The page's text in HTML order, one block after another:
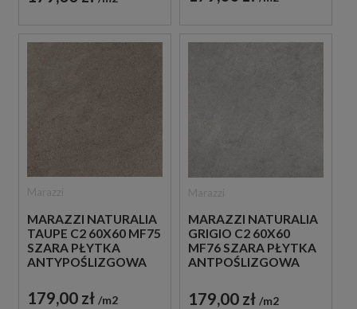
MARAZZI NATURALIA
TAUPE C2 60X60 MF75
SZARA PŁYTKA
ANTYPOŚLIZGOWA
179,00 zł m2
MARAZZI NATURALIA
GRIGIO C2 60X60
MF76 SZARA PŁYTKA
ANTPOŚLIZGOWA
179,00 zł m2